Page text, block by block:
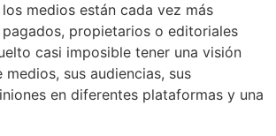
medios están cada vez más
propietarios o editoriales
casi imposible tener una visión
sus audiencias, sus
en diferentes plataformas y una